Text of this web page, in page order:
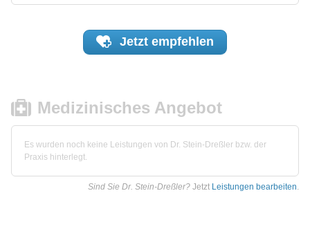
Jetzt empfehlen
Medizinisches Angebot
Es wurden noch keine Leistungen von Dr. Stein-Dreßler bzw. der
Praxis hinterlegt.
Sind Sie Dr. Stein-Dreßler? Jetzt Leistungen bearbeiten.